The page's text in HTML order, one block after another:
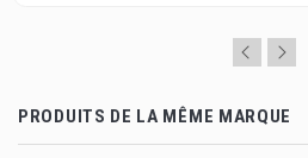
PRODUITS DE LA MÊME MARQUE